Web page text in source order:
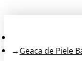
Geaca de Piele